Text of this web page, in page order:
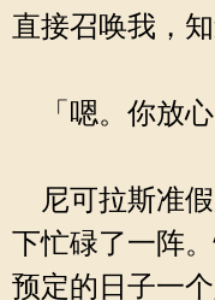
直接召唤我，知
「嗯。你放心
尼可拉斯准假
下忙碌了一阵
预定的日子一个